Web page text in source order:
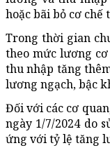
hoặc bãi bỏ cơ chế
Trong thời gian
theo mức lương
thu nhập tăng
lương ngạch, bậc
Đối với các cơ
ngày 1/7/2024 do
ứng với tỷ lệ tăng